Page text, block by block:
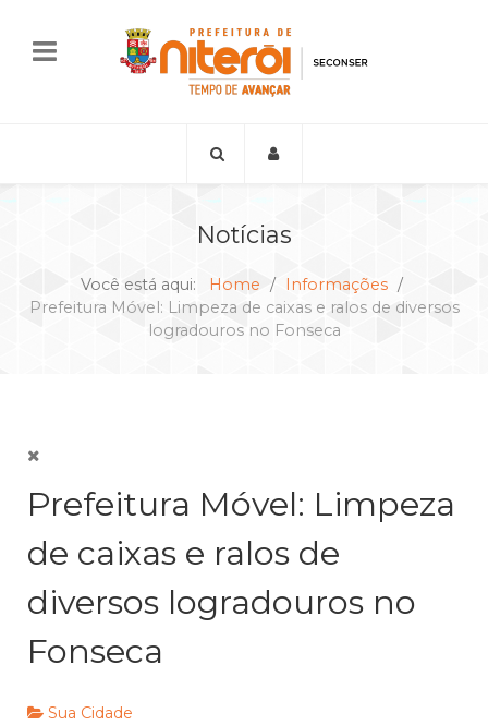
Notícias
Você está aqui: Home
Informações
Prefeitura Móvel: Limpeza de caixas e ralos de diversos
logradouros no Fonseca
Prefeitura Móvel: Limpeza
de caixas e ralos de
diversos logradouros no
Fonseca
Sua Cidade